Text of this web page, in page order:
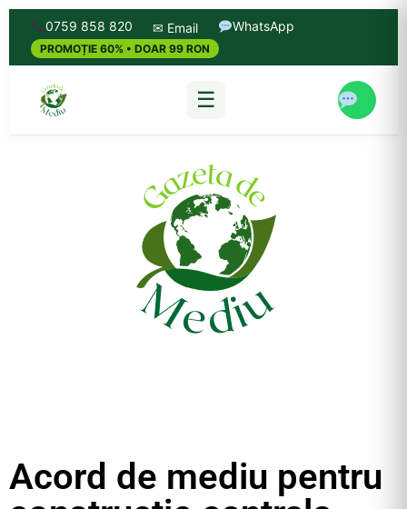
0759 858 820 ✉ Email WhatsApp
PROMOȚIE 60% • DOAR 99 RON
☰
Acord de mediu pentru